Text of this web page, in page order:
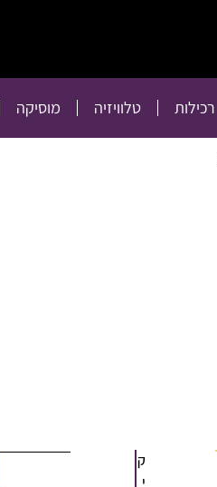
רכילות טלוויזיה מוסיקה
ק
י